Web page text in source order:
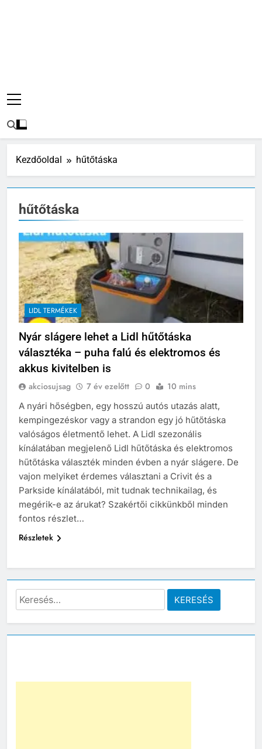
Kezdőoldal hűtőtáska
hűtőtáska
LIDL TERMÉKEK
Nyár slágere lehet a Lidl hűtőtáska
választéka – puha falú és elektromos és
akkus kivitelben is
akciosujsag 7 év ezelőtt 0 10 mins
A nyári hőségben, egy hosszú autós utazás alatt,
kempingezéskor vagy a strandon egy jó hűtőtáska
valóságos életmentő lehet. A Lidl szezonális
kínálatában megjelenő Lidl hűtőtáska és elektromos
hűtőtáska választék minden évben a nyár slágere. De
vajon melyiket érdemes választani a Crivit és a
Parkside kínálatából, mit tudnak technikailag, és
megérik-e az árukat? Szakértői cikkünkből minden
fontos részlet…
Részletek
Keresés: